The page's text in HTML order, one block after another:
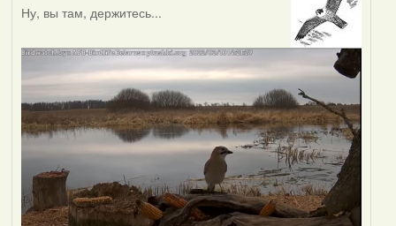
Ну, вы там, держитесь...